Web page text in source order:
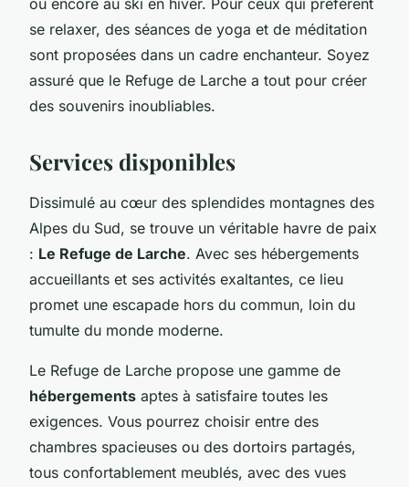
se relaxer, des séances de yoga et de méditation
sont proposées dans un cadre enchanteur. Soyez
assuré que le Refuge de Larche a tout pour créer
des souvenirs inoubliables.
Services disponibles
Dissimulé au cœur des splendides montagnes des
Alpes du Sud, se trouve un véritable havre de paix
: Le Refuge de Larche. Avec ses hébergements
accueillants et ses activités exaltantes, ce lieu
promet une escapade hors du commun, loin du
tumulte du monde moderne.
Le Refuge de Larche propose une gamme de
hébergements aptes à satisfaire toutes les
exigences. Vous pourrez choisir entre des
chambres spacieuses ou des dortoirs partagés,
tous confortablement meublés, avec des vues